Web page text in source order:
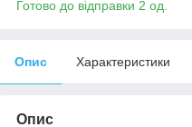
Готово до відправки 2 од.
Опис Характеристики
Опис